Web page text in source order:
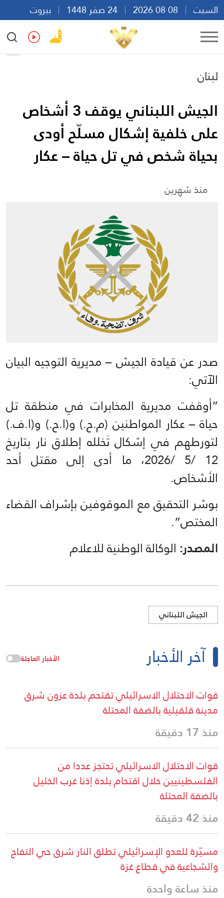
السبت
بيروت
21:37
Ar
لبنان
الجيش اللبناني يوقف 3 أشخاص
على خلفية إشكال مسلّح أودى
بحياة شخص في تل حياة – عكار
منذ شهرين
صدر عن قيادة الجيش – مديرية التوجيه البيان
الآتي:
“أوقفت مديرية المخابرات في منطقة تل
حياة – عكار المواطنين (م.ح.) و(ا.ح.) و(ا.ف.)
لتورطهم في إشكال تَخلله إطلاق نار بتاريخ
12 /5 /2026، ما أدى إلى مقتل أحد
الأشخاص.
بوشر التحقيق مع الموقوفين بإشراف القضاء
المختص”.
المصدر: الوكالة الوطنية للاعلام
الجيش اللبناني
آخر الأخبار الأخبار العاجلة
قوات الاحتلال الاسرائيلي تقتحم بلدة عزون شرق
مدينة قلقيلية بالضفة المحتلة
منذ 17 دقيقة
قوات الاحتلال الاسرائيلي تحتجز عددا من
الفلسطينيين خلال اقتحام بلدة إذنا غرب الخليل
بالضفة المحتلة
منذ 42 دقيقة
مسيّرة للعدو الإسرائيلي تطلق النار شرق حي التفاح
والشجاعية في قطاع غزة
منذ ساعة واحدة